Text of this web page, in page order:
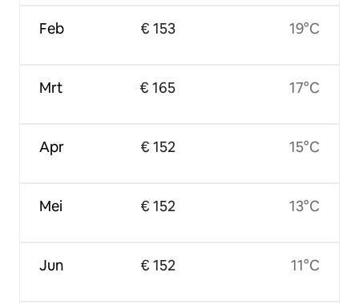
Feb
Mrt
Apr
Mei
Jun
€ 153
€ 165
€ 152
€ 152
€ 152
19°C
17°C
15°C
13°C
11°C